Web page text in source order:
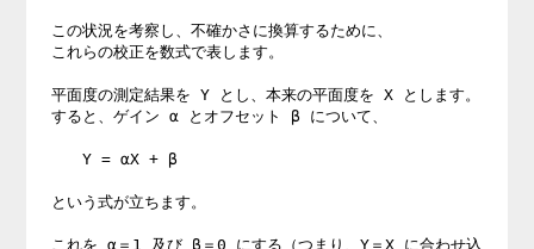
この状況を考察し、不確かさに換算するために、
これらの校正を数式で表します。
平面度の測定結果を Y とし、本来の平面度を X とします。
すると、ゲイン α とオフセット β について、
Y = αX + β
という式が立ちます。
これを α＝1 及び β＝0 にする（つまり、Y＝X に合わせ込